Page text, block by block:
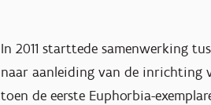
In 2011 starttede samenwerking
naar aanleiding van de inrichting
toen de eerste Euphorbia-